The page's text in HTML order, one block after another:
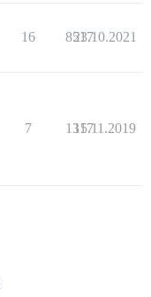
16 8517
23.10.2021
7 1317
15.11.2019